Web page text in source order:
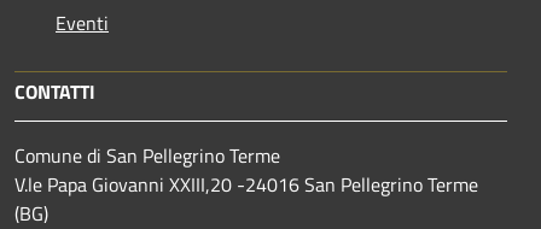
Eventi
CONTATTI
Comune di San Pellegrino Terme
V.le Papa Giovanni XXIII,20 -24016 San Pellegrino Terme
(BG)